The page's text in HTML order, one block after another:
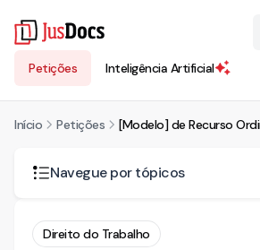
Petições Inteligência Artificial
Início Petições
Navegue por tópicos
RECURSO ORDINÁRIO
Direito do Trabalho